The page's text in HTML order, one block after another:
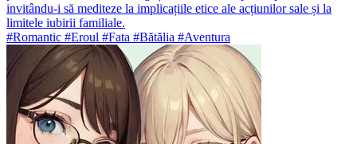
invitându-i să mediteze la implicațiile etice ale acțiunilor sale și la
limitele iubirii familiale.
#Romantic #Eroul #Fata #Bătălia #Aventura